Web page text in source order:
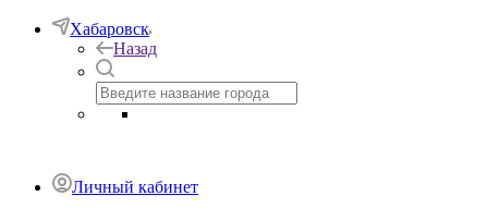
Хабаровск
Назад
Личный кабинет